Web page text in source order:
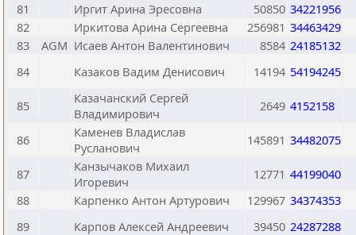
81
Иргит Арина Эресовна 50850 34221956
82
Иркитова Арина Сергеевна 256981 34463429
83
AGM Исаев Антон Валентинович 8584 24185132
84
Казаков Вадим Денисович 14194 54194245
85
Казачанский Сергей
Владимирович
2649 4152158
86
Каменев Владислав
Русланович
145891 34482075
87
Канзычаков Михаил
Игоревич
12771 44199040
88
Карпенко Антон Артурович 129967 34374353
89
Карпов Алексей Андреевич 39450 24287288